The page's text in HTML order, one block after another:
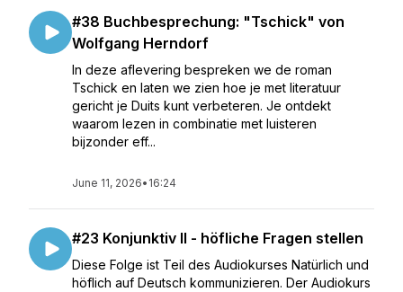
#38 Buchbesprechung: "Tschick" von
Wolfgang Herndorf
In deze aflevering bespreken we de roman
Tschick en laten we zien hoe je met literatuur
gericht je Duits kunt verbeteren. Je ontdekt
waarom lezen in combinatie met luisteren
bijzonder eff...
June 11, 2026• 16:24
#23 Konjunktiv II - höfliche Fragen stellen
Diese Folge ist Teil des Audiokurses Natürlich und
höflich auf Deutsch kommunizieren. Der Audiokurs